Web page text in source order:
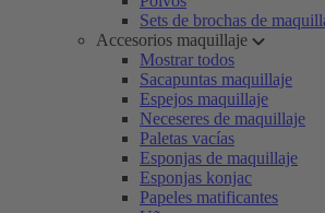
Sets de brochas de
Accesorios maquillaje
Mostrar todos
Sacapuntas maquillaje
Espejos maquillaje
Neceseres de maquillaje
Paletas vacías
Esponjas de maquillaje
Esponjas konjac
Papeles matificantes